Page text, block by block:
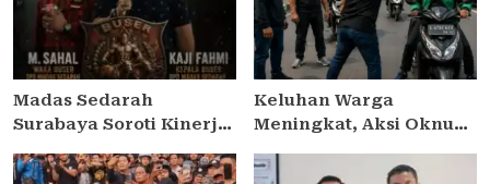
Masyarakat 3,5 Milliar
Sedunia 2026
Madas Sedarah
Surabaya Soroti Kinerja
Minta Kapolres
Keluhan Warga
Meningkat, Aksi Oknum
Jakarta Timur Dinilai